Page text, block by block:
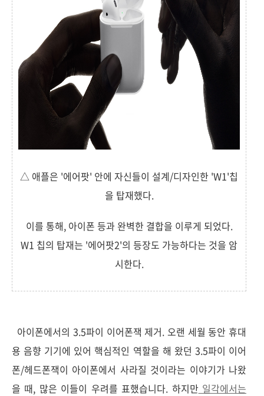
△ 애플은 '에어팟' 안에 자신들이 설계/디자인한 'W1'칩
을 탑재했다.
이를 통해, 아이폰 등과 완벽한 결합을 이루게 되었다.
W1 칩의 탑재는 '에어팟2'의 등장도 가능하다는 것을 암
시한다.
아이폰에서의 3.5파이 이어폰잭 제거. 오랜 세월 동안 휴대
용 음향 기기에 있어 핵심적인 역할을 해 왔던 3.5파이 이어
폰/헤드폰잭이 아이폰에서 사라질 것이라는 이야기가 나왔
을 때, 많은 이들이 우려를 표했습니다. 하지만 일각에서는